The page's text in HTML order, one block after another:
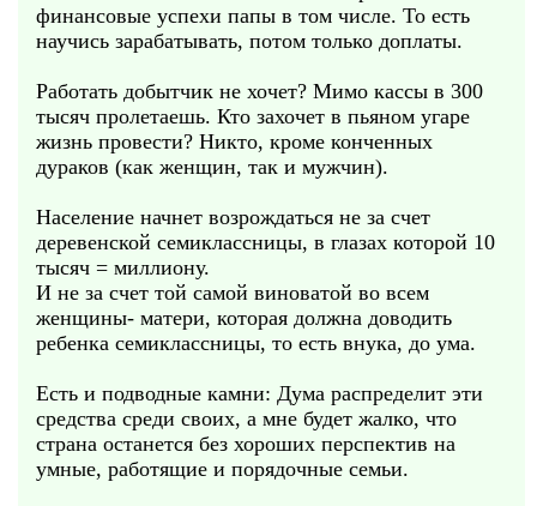
финансовые успехи папы в том числе. То есть
научись зарабатывать, потом только доплаты.
Работать добытчик не хочет? Мимо кассы в 300
тысяч пролетаешь. Кто захочет в пьяном угаре
жизнь провести? Никто, кроме конченных
дураков (как женщин, так и мужчин).
Население начнет возрождаться не за счет
деревенской семиклассницы, в глазах которой 10
тысяч = миллиону.
И не за счет той самой виноватой во всем
женщины- матери, которая должна доводить
ребенка семиклассницы, то есть внука, до ума.
Есть и подводные камни: Дума распределит эти
средства среди своих, а мне будет жалко, что
страна останется без хороших перспектив на
умные, работящие и порядочные семьи.